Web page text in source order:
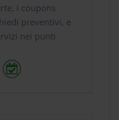
i coupons
preventivi, e
nei punti